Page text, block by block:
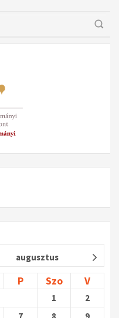
augusztus
P Szo V
1
2